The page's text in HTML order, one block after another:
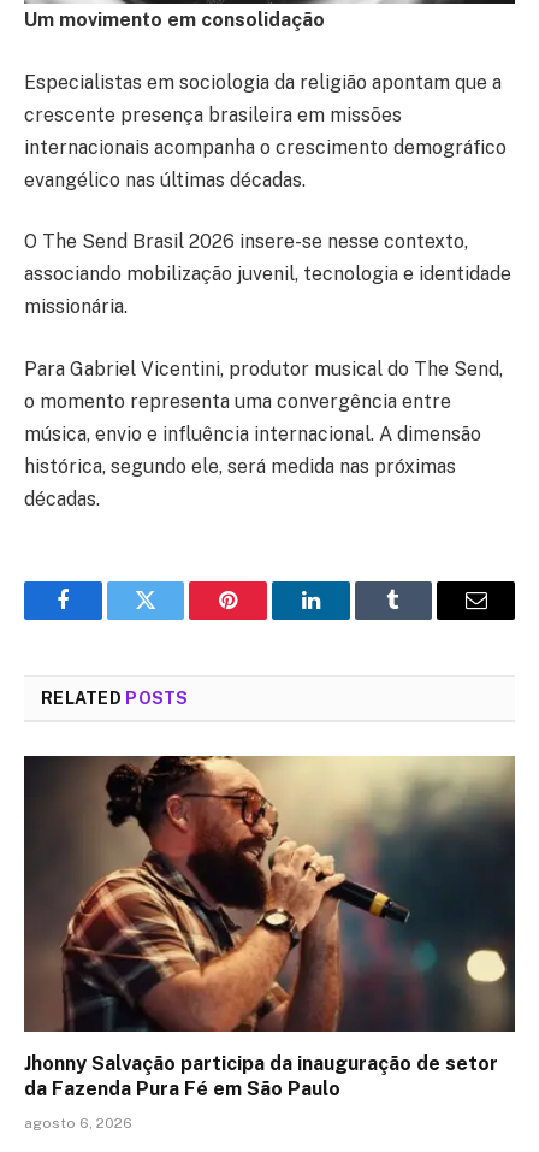
Um movimento em consolidação
Especialistas em sociologia da religião apontam que a
crescente presença brasileira em missões
internacionais acompanha o crescimento demográfico
evangélico nas últimas décadas.
O The Send Brasil 2026 insere-se nesse contexto,
associando mobilização juvenil, tecnologia e identidade
missionária.
Para Gabriel Vicentini, produtor musical do The Send,
o momento representa uma convergência entre
música, envio e influência internacional. A dimensão
histórica, segundo ele, será medida nas próximas
décadas.
FacebookTwitter Pinterest LinkedInTumblr Email
RELATED POSTS
Jhonny Salvação participa da inauguração de setor
da Fazenda Pura Fé em São Paulo
agosto 6, 2026